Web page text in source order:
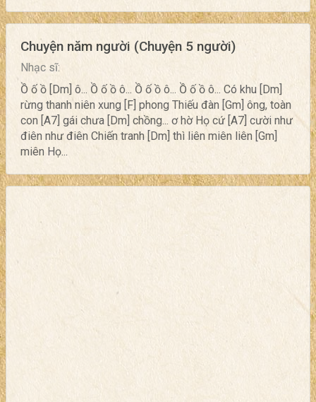
Chuyện năm người (Chuyện 5 người)
Nhạc sĩ:
Ồ ố ồ [Dm] ô... Ồ ố ồ ô... Ồ ố ồ ô... Ồ ố ồ ô... Có khu [Dm]
rừng thanh niên xung [F] phong Thiếu đàn [Gm] ông, toàn
con [A7] gái chưa [Dm] chồng... ơ hờ Họ cứ [A7] cười như
điên như điên Chiến tranh [Dm] thì liên miên liên [Gm]
miên Họ...